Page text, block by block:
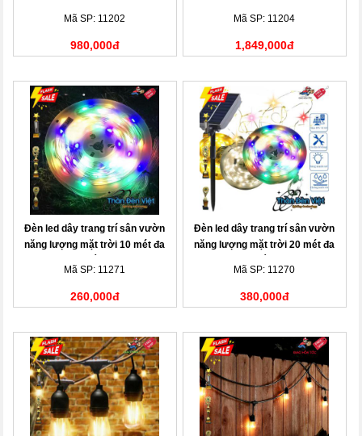
Mã SP: 11202
980,000đ
Mã SP: 11204
1,849,000đ
Đèn led dây trang trí sân vườn
năng lượng mặt trời 10 mét đa
Mã SP: 11271
260,000đ
Đèn led dây trang trí sân vườn
năng lượng mặt trời 20 mét đa
Mã SP: 11270
380,000đ